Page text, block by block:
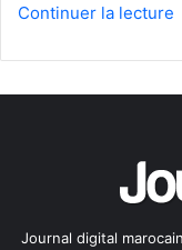
Continuer la lecture
Journal digital